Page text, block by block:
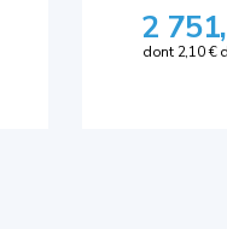
2
dont 2,10 €